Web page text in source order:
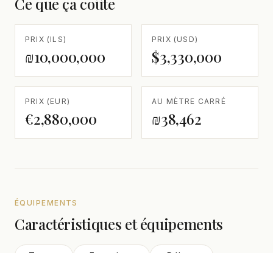
PRIX (ILS)
₪10,000,000
PRIX (USD)
$3,330,000
PRIX (EUR)
€2,880,000
AU MÈTRE CARRÉ
₪38,462
ÉQUIPEMENTS
Caractéristiques et équipements